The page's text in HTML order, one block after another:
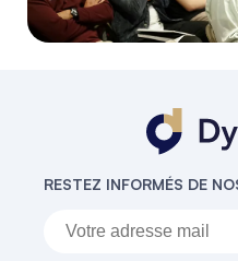
RESTEZ INFORMÉS DE